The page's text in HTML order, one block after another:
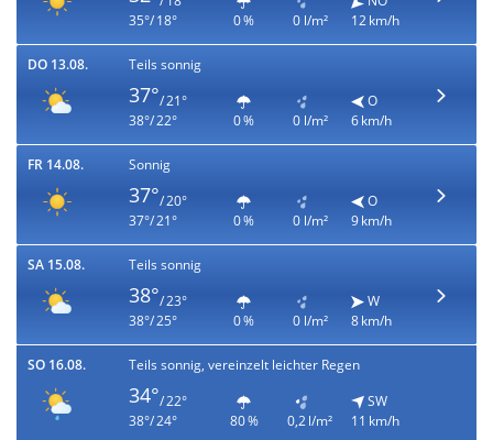
35°/ 18°
0 % 0 l/m²
12 km/h
DO 13.08. Teils sonnig
37°/ 21°
38°/ 22°
0 % 0 l/m²
O
6 km/h
FR 14.08. Sonnig
37°/ 20°
37°/ 21°
0 % 0 l/m²
O
9 km/h
SA 15.08. Teils sonnig
38°/ 23°
38°/ 25°
0 % 0 l/m²
W
8 km/h
SO 16.08. Teils sonnig, vereinzelt leichter Regen
34°/ 22°
38°/ 24°
80 % 0,2 l/m²
SW
11 km/h